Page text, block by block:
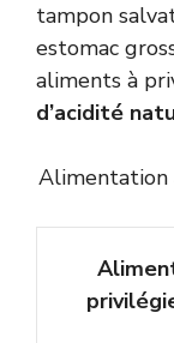
tampon
estomac
aliments à
d’acidité
Alimentation